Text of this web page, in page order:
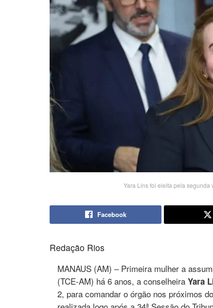
Yara Lins foi eleita pela segunda
Facebook
Redação Rios
MANAUS (AM) – Primeira mulher a
(TCE-AM) há 6 anos, a conselheira Yara
2, para comandar o órgão nos próximos